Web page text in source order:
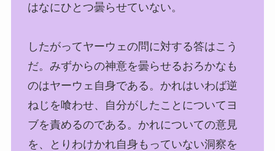
はなにひとつ曇らせていない。
したがってヤーウェの問に対する答はこう
だ。みずからの神意を曇らせるおろかなも
のはヤーウェ自身である。かれはいわば逆
ねじを喰わせ、自分がしたことについてヨ
ブを責めるのである。かれについての意見
を、とりわけかれ自身もっていない洞察を